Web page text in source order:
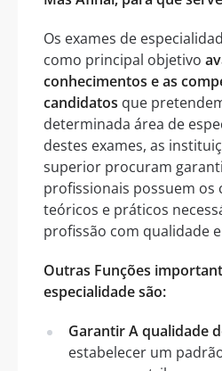
Os exames de
como principal objetivo
conhecimentos e as
candidatos que
determinada área de
destes exames, as
superior procuram
profissionais possuem os
teóricos e práticos
profissão com qualidade
Outras Funções
especialidade são:
Garantir A qualidade
estabelecer um